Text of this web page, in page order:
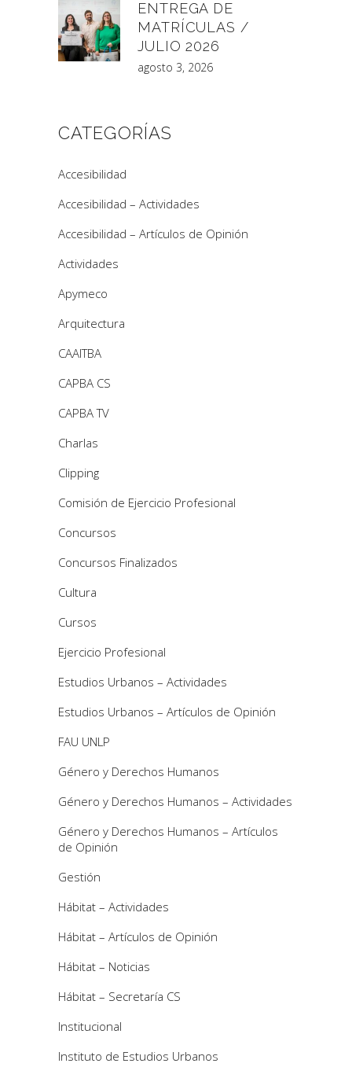
ENTREGA DE
MATRÍCULAS /
JULIO 2026
agosto 3, 2026
CATEGORÍAS
Accesibilidad
Accesibilidad – Actividades
Accesibilidad – Artículos de Opinión
Actividades
Apymeco
Arquitectura
CAAITBA
CAPBA CS
CAPBA TV
Charlas
Clipping
Comisión de Ejercicio Profesional
Concursos
Concursos Finalizados
Cultura
Cursos
Ejercicio Profesional
Estudios Urbanos – Actividades
Estudios Urbanos – Artículos de Opinión
FAU UNLP
Género y Derechos Humanos
Género y Derechos Humanos – Actividades
Género y Derechos Humanos – Artículos
de Opinión
Gestión
Hábitat – Actividades
Hábitat – Artículos de Opinión
Hábitat – Noticias
Hábitat – Secretaría CS
Institucional
Instituto de Estudios Urbanos